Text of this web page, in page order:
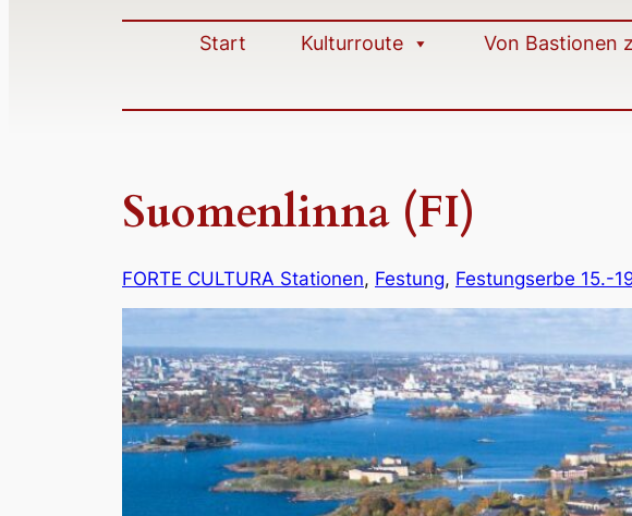
Start Kulturroute Von Bastionen
Suomenlinna (FI)
FORTE CULTURA Stationen, Festung, Festungserbe 15.-